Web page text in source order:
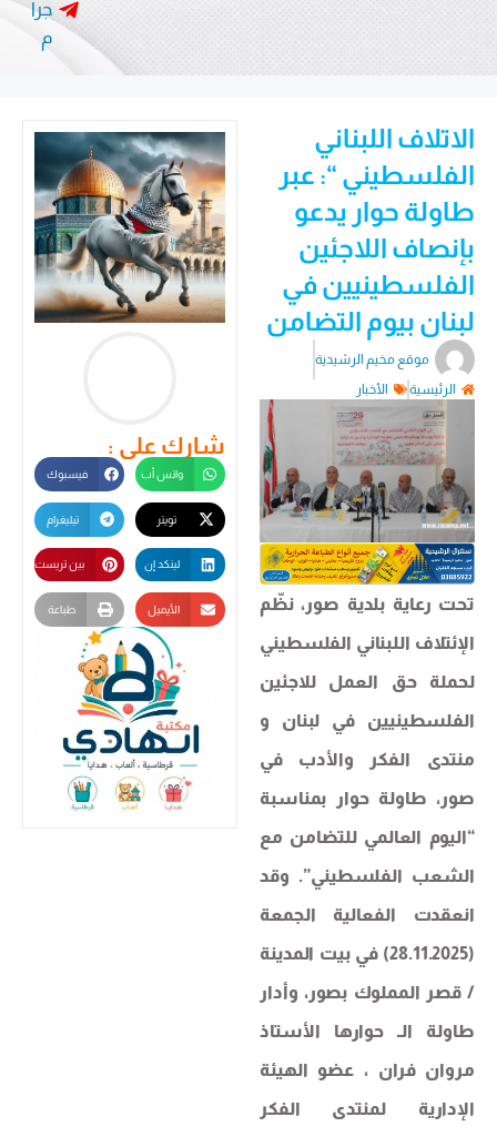
جرا
م
الاتلاف اللبناني
الفلسطيني “: عبر
طاولة حوار يدعو
بإنصاف اللاجئين
الفلسطينيين في
لبنان بيوم التضامن
موقع مخيم الرشيدية
الرئيسية
الأخبار
​​تحت رعاية بلدية صور، نظّم
الإئتلاف اللبناني الفلسطيني
لحملة حق العمل للاجئين
الفلسطينيين في لبنان و
منتدى الفكر والأدب في
صور، طاولة حوار بمناسبة
“اليوم العالمي للتضامن مع
الشعب الفلسطيني”. وقد
انعقدت الفعالية الجمعة
(28.11.2025) في بيت المدينة
/ قصر المملوك بصور، وأدار
طاولة الـ حوارها الأستاذ
مروان فران ، عضو الهيئة
الإدارية لمنتدى الفكر
شارك على :
واتس أب فيسبوك
تيليغرام
لينكد إن بين تريست
الأيميل طباعة